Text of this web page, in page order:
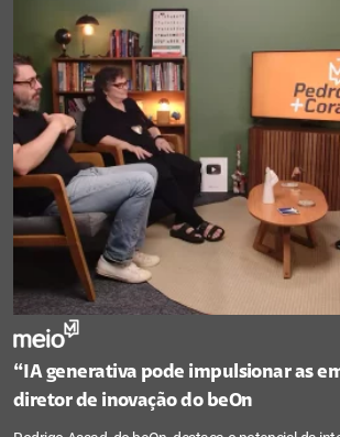
“IA generativa pode impulsionar as
diretor de inovação do beOn